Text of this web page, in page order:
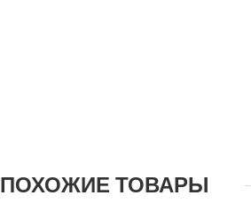
ПОХОЖИЕ ТОВАРЫ